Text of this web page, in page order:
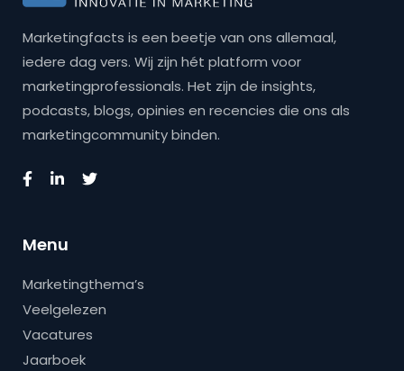
Marketingfacts is een beetje van ons allemaal,
iedere dag vers. Wij zijn hét platform voor
marketingprofessionals. Het zijn de insights,
podcasts, blogs, opinies en recencies die ons als
marketingcommunity binden.
Menu
Marketingthema’s
Veelgelezen
Vacatures
Jaarboek